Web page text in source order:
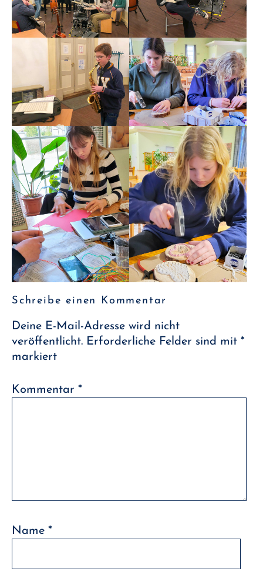
Schreibe einen Kommentar
Deine E-Mail-Adresse wird nicht
veröffentlicht. Erforderliche Felder sind mit *
markiert
Kommentar *
Name *